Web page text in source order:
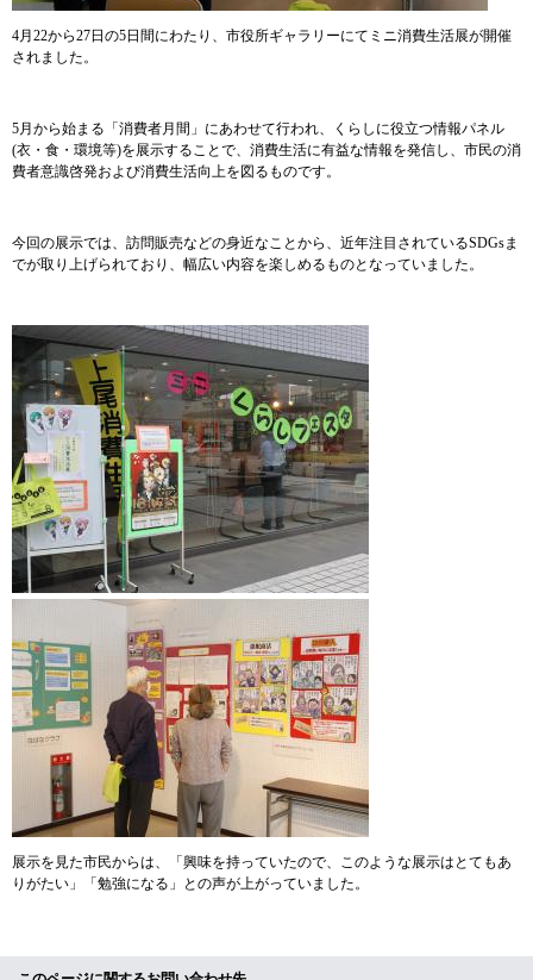
4月22から27日の5日間にわたり、市役所ギャラリーにてミニ消費生活展が開催
されました。
5月から始まる「消費者月間」にあわせて行われ、くらしに役立つ情報パネル
(衣・食・環境等)を展示することで、消費生活に有益な情報を発信し、市民の消
費者意識啓発および消費生活向上を図るものです。
今回の展示では、訪問販売などの身近なことから、近年注目されているSDGsま
でが取り上げられており、幅広い内容を楽しめるものとなっていました。
展示を見た市民からは、「興味を持っていたので、このような展示はとてもあ
りがたい」「勉強になる」との声が上がっていました。